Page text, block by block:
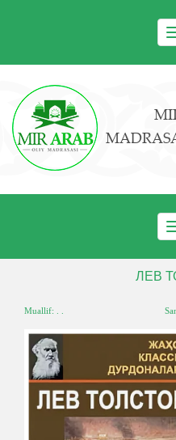
ЛЕВ
Muallif: . .